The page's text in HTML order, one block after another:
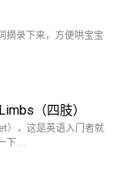
摘录下来，方便哄宝宝
（四肢）
），这是英语入门者就
下 …